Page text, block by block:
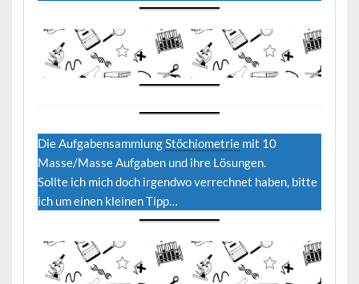
Die AufgabensammlungStöchiometriemit 10
Masse/Masse Aufgaben und ihre Lösungen.
Sollte ich mich doch irgendwo verrechnet haben, bitte
ich um einen kleinen Tipp…